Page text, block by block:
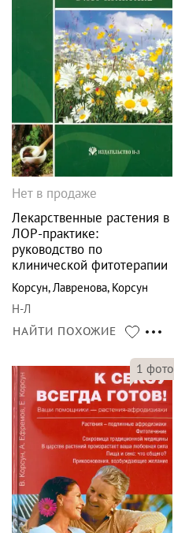
Нет в продаже
Лекарственные растения в
ЛОР-практике:
руководство по
клинической фитотерапии
Корсун,Лавренова, Корсун
Н-Л
НАЙТИ ПОХОЖИЕ
1 фото